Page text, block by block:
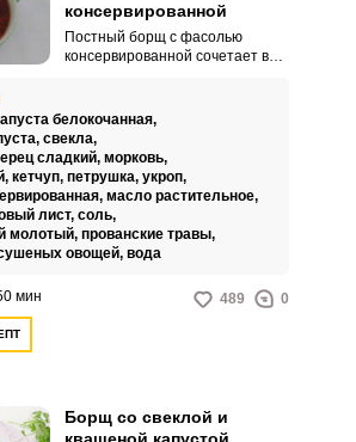
консервированной
Постный борщ с фасолью
консервированной сочетает в
чему блюдо имеет пикантную
кислинку. Борщ получается
сытным и питательным, так как
животный белок заменяется
растительным в виде фасоли.
белокочанная,
свекла,
сладкий, морковь,
кетчуп, петрушка, укроп,
масло растительное,
лист, соль,
молотый, прованские травы,
овощей, вода
мин 489 0
Борщ со свеклой и